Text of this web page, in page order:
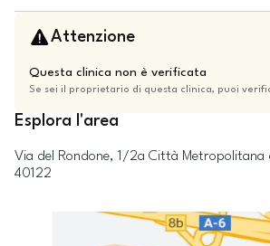
Attenzione
Questa clinica non è verificata
Se sei il proprietario di questa clinica, puoi
Esplora l'area
Via del Rondone, 1/2a Città Metropolitana
40122